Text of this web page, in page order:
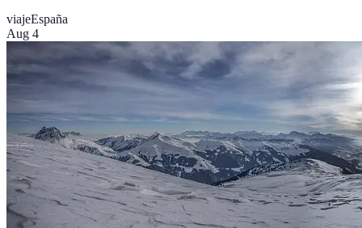
viajeEspaña
Aug 4